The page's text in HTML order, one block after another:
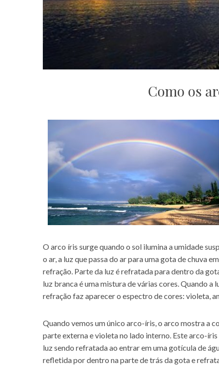
Como os
O arco íris surge quando o sol ilumina a umidade
o ar, a luz que passa do ar para uma gota de chuva
refração. Parte da luz é refratada para dentro da
luz branca é uma mistura de várias cores. Quando a
refração faz aparecer o espectro de cores: violeta,
Quando vemos um único arco-íris, o arco mostra a
parte externa e violeta no lado interno. Este arco-íris
luz sendo refratada ao entrar em uma gotícula de
refletida por dentro na parte de trás da gota e